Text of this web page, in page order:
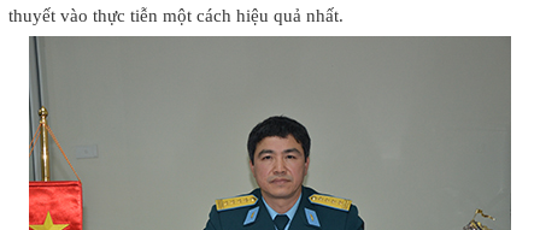
thuyết vào thực tiễn một cách hiệu quả nhất.